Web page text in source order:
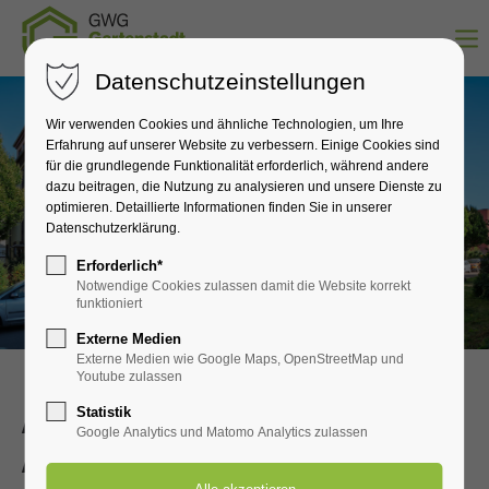
Aktuelle Information und
Ankündigungen
Datenschutzeinstellungen
Wir verwenden Cookies und ähnliche Technologien, um Ihre
Erfahrung auf unserer Website zu verbessern. Einige Cookies sind
für die grundlegende Funktionalität erforderlich, während andere
dazu beitragen, die Nutzung zu analysieren und unsere Dienste zu
optimieren. Detaillierte Informationen finden Sie in unserer
Datenschutzerklärung.
Erforderlich*
Notwendige Cookies zulassen damit die Website korrekt
funktioniert
Externe Medien
Externe Medien wie Google Maps, OpenStreetMap und
Youtube zulassen
Statistik
Google Analytics und Matomo Analytics zulassen